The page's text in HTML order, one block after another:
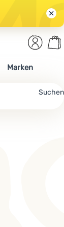
Suchen
Anmelden
Marken